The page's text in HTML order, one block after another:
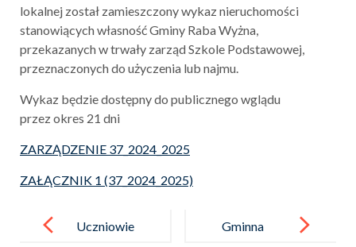
lokalnej został zamieszczony wykaz nieruchomości
stanowiących własność Gminy Raba Wyżna,
przekazanych w trwały zarząd Szkole Podstawowej,
przeznaczonych do użyczenia lub najmu.
Wykaz będzie dostępny do publicznego wglądu
przez okres 21 dni
ZARZĄDZENIE 37_2024_2025
ZAŁĄCZNIK 1 (37_2024_2025)
navigation Uczniowie
Gminna